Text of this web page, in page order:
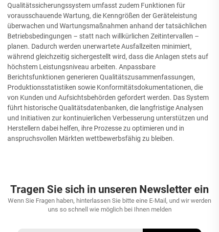
Qualitätssicherungssystem umfasst zudem Funktionen für
vorausschauende Wartung, die Kenngrößen der Geräteleistung
überwachen und Wartungsmaßnahmen anhand der tatsächlichen
Betriebsbedingungen – statt nach willkürlichen Zeitintervallen –
planen. Dadurch werden unerwartete Ausfallzeiten minimiert,
während gleichzeitig sichergestellt wird, dass die Anlagen stets auf
höchstem Leistungsniveau arbeiten. Anpassbare
Berichtsfunktionen generieren Qualitätszusammenfassungen,
Produktionsstatistiken sowie Konformitätsdokumentationen, die
von Kunden und Aufsichtsbehörden gefordert werden. Das System
führt historische Qualitätsdatenbanken, die langfristige Analysen
und Initiativen zur kontinuierlichen Verbesserung unterstützen und
Herstellern dabei helfen, ihre Prozesse zu optimieren und in
anspruchsvollen Märkten wettbewerbsfähig zu bleiben.
Tragen Sie sich in unseren Newsletter ein
Wenn Sie Fragen haben, hinterlassen Sie bitte eine E-Mail, und wir werden
uns so schnell wie möglich bei Ihnen melden